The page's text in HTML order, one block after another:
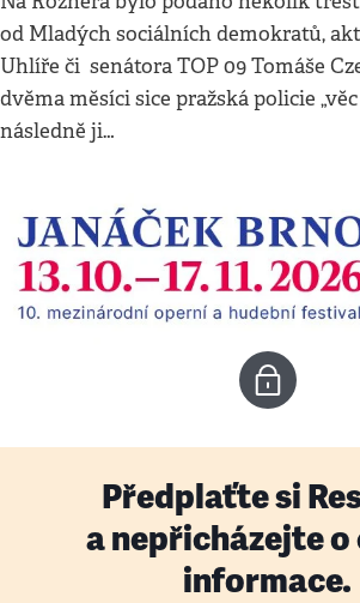
od Mladých sociálních demokratů,
Uhlíře či senátora TOP 09 Tomáše
dvěma měsíci sice pražská policie
následně ji…
Předplaťte si
a nepřicházejte o
informace.